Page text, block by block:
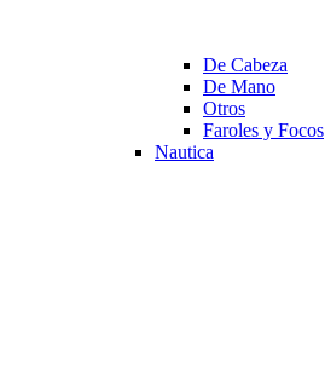
De Cabeza
De Mano
Otros
Faroles y Focos
Nautica